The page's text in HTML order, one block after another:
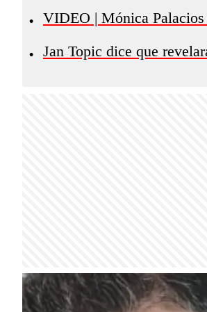
• VIDEO | Mónica
• Jan Topic dice que